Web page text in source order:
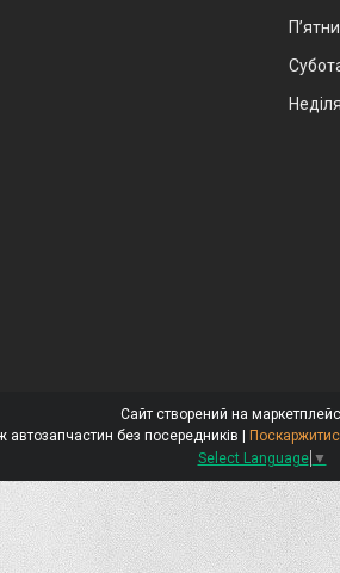
Неділя
Сайт створений на
Select Language ▼